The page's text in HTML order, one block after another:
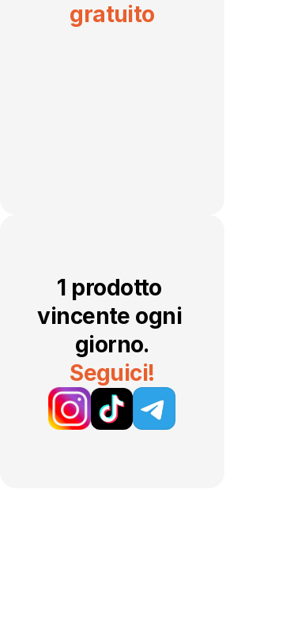
gratuito
1 prodotto
vincente ogni
giorno.
Seguici!